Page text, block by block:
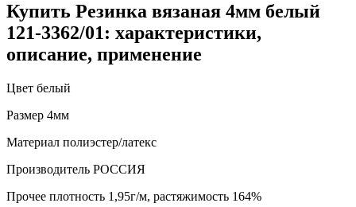
Купить Резинка вязаная 4мм белый
121-3362/01: характеристики,
описание, применение
Цвет белый
Размер 4мм
Материал полиэстер/латекс
Производитель РОССИЯ
Прочее плотность 1,95г/м, растяжимость 164%